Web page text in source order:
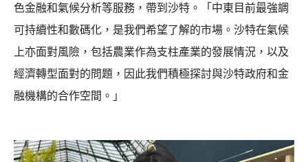
色金融和氣候分析等服務，帶到沙特。「中東目前最強調
可持續性和數碼化，是我們希望了解的市場。沙特在氣候
上亦面對風險，包括農業作為支柱產業的發展情況，以及
經濟轉型面對的問題，因此我們積極探討與沙特政府和金
融機構的合作空間。」